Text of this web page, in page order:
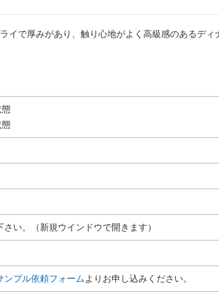
イで厚みがあり、触り心地がよく高級感のあるディ
態
態
さい。（新規ウインドウで開きます）
ンプル依頼フォーム よりお申し込みください。